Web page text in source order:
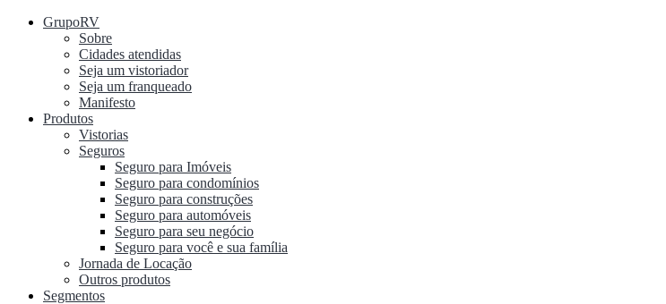
GrupoRV
Sobre
Cidades atendidas
Seja um vistoriador
Seja um franqueado
Manifesto
Produtos
Vistorias
Seguros
Seguro para Imóveis
Seguro para condomínios
Seguro para construções
Seguro para automóveis
Seguro para seu negócio
Seguro para você e sua família
Jornada de Locação
Outros produtos
Segmentos